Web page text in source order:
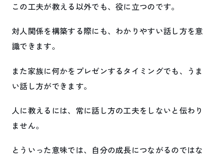
この工夫が教える以外でも、役に立つのです。
対人関係を構築する際にも、わかりやすい話し方を意
識できます。
また家族に何かをプレゼンするタイミングでも、うま
い話し方ができます。
人に教えるには、常に話し方の工夫をしないと伝わり
ません。
とういった意味では、自分の成長につながるのではな